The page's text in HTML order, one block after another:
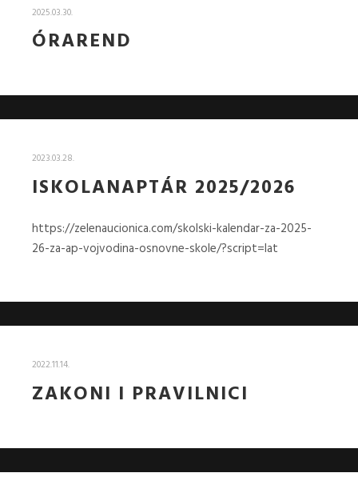
2025.03.30.
ÓRAREND
2023.03.28.
ISKOLANAPTÁR 2025/2026
https://zelenaucionica.com/skolski-kalendar-za-2025-
26-za-ap-vojvodina-osnovne-skole/?script=lat
2022.11.14.
ZAKONI I PRAVILNICI